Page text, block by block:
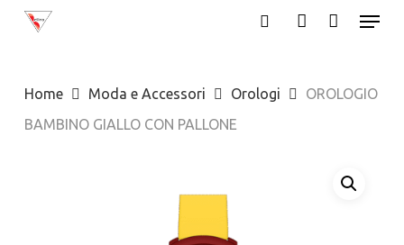
Skip
content
Menu
Home Moda e Accessori Orologi
OROLOGIO
BAMBINO GIALLO CON PALLONE
Menu